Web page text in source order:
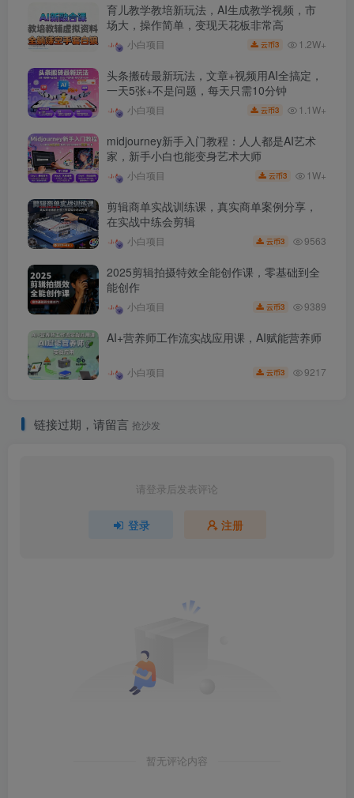
育儿教学教培新玩法，AI生成教学视频，市
场大，操作简单，变现天花板非常高
小白项目 云币3 1.2W+
头条搬砖最新玩法，文章+视频用AI全搞定，
一天5张+不是问题，每天只需10分钟
小白项目 云币3 1.1W+
midjourney新手入门教程：人人都是AI艺术
家，新手小白也能变身艺术大师
小白项目 云币3 1W+
剪辑商单实战训练课，真实商单案例分享，
在实战中练会剪辑
小白项目 云币3 9563
2025剪辑拍摄特效全能创作课，零基础到全
能创作
小白项目 云币3 9389
AI+营养师工作流实战应用课，AI赋能营养师
小白项目 云币3 9217
链接过期，请留言 抢沙发
请登录后发表评论
登录 注册
暂无评论内容